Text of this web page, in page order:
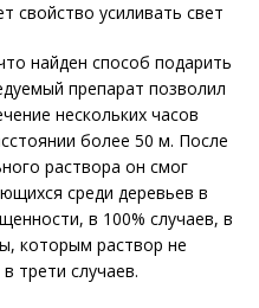
свойство усиливать свет
найден способ подарить
препарат позволил
нескольких часов
более 50 м. После
раствора он смог
среди деревьев в
в 100% случаев, в
которым раствор не
трети случаев.